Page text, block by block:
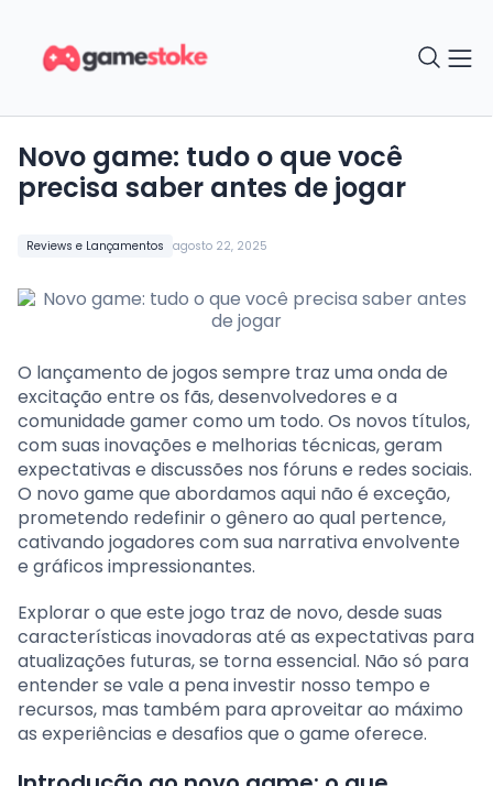
Reviews e Lançamentos agosto 22, 2025
Novo game: tudo o que você
precisa saber antes de jogar
O lançamento de jogos sempre traz uma onda de
excitação entre os fãs, desenvolvedores e a
comunidade gamer como um todo. Os novos títulos,
com suas inovações e melhorias técnicas, geram
expectativas e discussões nos fóruns e redes sociais.
O novo game que abordamos aqui não é exceção,
prometendo redefinir o gênero ao qual pertence,
cativando jogadores com sua narrativa envolvente
e gráficos impressionantes.
Explorar o que este jogo traz de novo, desde suas
características inovadoras até as expectativas para
atualizações futuras, se torna essencial. Não só para
entender se vale a pena investir nosso tempo e
recursos, mas também para aproveitar ao máximo
as experiências e desafios que o game oferece.